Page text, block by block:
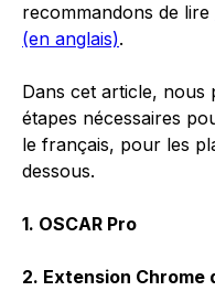
recommandons de lire
(en anglais).
Dans cet article, nous
étapes nécessaires
le français, pour les
dessous.
1. OSCAR Pro
2. Extension Chrome